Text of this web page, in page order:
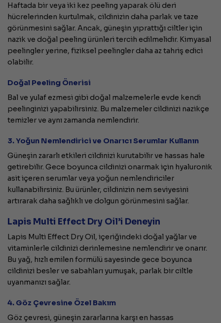
Haftada bir veya iki kez peeling yaparak ölü deri
hücrelerinden kurtulmak, cildinizin daha parlak ve taze
görünmesini sağlar. Ancak, güneşin yıprattığı ciltler için
nazik ve doğal peeling ürünleri tercih edilmelidir. Kimyasal
peelingler yerine, fiziksel peelingler daha az tahriş edici
olabilir.
Doğal Peeling Önerisi
Bal ve yulaf ezmesi gibi doğal malzemelerle evde kendi
peelinginizi yapabilirsiniz. Bu malzemeler cildinizi nazikçe
temizler ve aynı zamanda nemlendirir.
3. Yoğun Nemlendirici ve Onarıcı Serumlar Kullanın
Güneşin zararlı etkileri cildinizi kurutabilir ve hassas hale
getirebilir. Gece boyunca cildinizi onarmak için hyaluronik
asit içeren serumlar veya yoğun nemlendiriciler
kullanabilirsiniz. Bu ürünler, cildinizin nem seviyesini
artırarak daha sağlıklı ve dolgun görünmesini sağlar.
Lapis Multi Effect Dry Oil’i Deneyin
Lapis Multi Effect Dry Oil, içeriğindeki doğal yağlar ve
vitaminlerle cildinizi derinlemesine nemlendirir ve onarır.
Bu yağ, hızlı emilen formülü sayesinde gece boyunca
cildinizi besler ve sabahları yumuşak, parlak bir ciltle
uyanmanızı sağlar.
4. Göz Çevresine Özel Bakım
Göz çevresi, güneşin zararlarına karşı en hassas